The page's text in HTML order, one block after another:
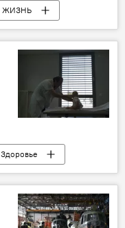
ЖИЗНЬ
Елка
Здоровье